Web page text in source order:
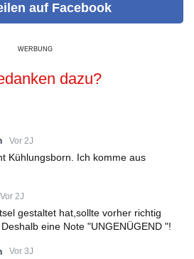
auf Facebook
WERBUNG
dazu?
Vor 2J
Kühlungsborn. Ich komme aus
Vor 2J
gestaltet hat,sollte vorher richtig
eine Note "UNGENÜGEND "!
Vor 3J